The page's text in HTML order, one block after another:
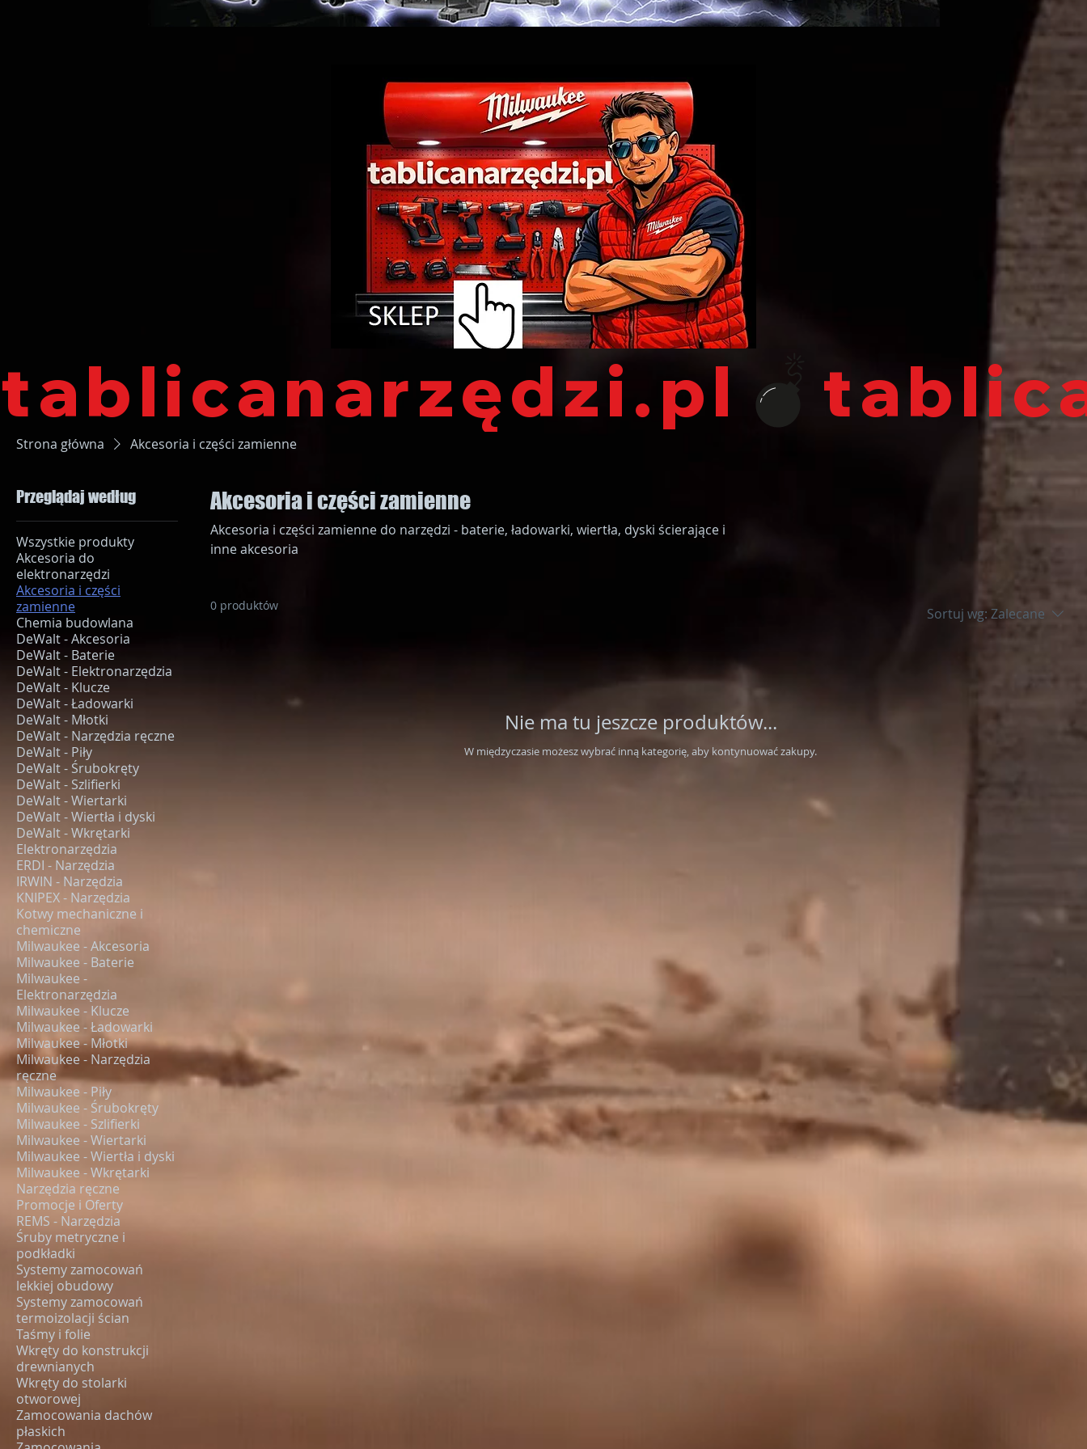
tablicanarzędzi.pl
Strona główna Akcesoria i części zamienne
Przeglądaj według
Wszystkie produkty
Akcesoria do
elektronarzędzi
Akcesoria i części
zamienne
Chemia budowlana
DeWalt - Akcesoria
DeWalt - Baterie
DeWalt - Elektronarzędzia
DeWalt - Klucze
DeWalt - Ładowarki
DeWalt - Młotki
DeWalt - Narzędzia ręczne
DeWalt - Piły
DeWalt - Śrubokręty
DeWalt - Szlifierki
DeWalt - Wiertarki
DeWalt - Wiertła i dyski
DeWalt - Wkrętarki
Elektronarzędzia
ERDI - Narzędzia
IRWIN - Narzędzia
KNIPEX - Narzędzia
Kotwy mechaniczne i
chemiczne
Milwaukee - Akcesoria
Milwaukee - Baterie
Milwaukee -
Elektronarzędzia
Milwaukee - Klucze
Milwaukee - Ładowarki
Milwaukee - Młotki
Milwaukee - Narzędzia
ręczne
Milwaukee - Piły
Milwaukee - Śrubokręty
Milwaukee - Szlifierki
Milwaukee - Wiertarki
Milwaukee - Wiertła i dyski
Milwaukee - Wkrętarki
Narzędzia ręczne
Promocje i Oferty
REMS - Narzędzia
Śruby metryczne i
podkładki
Systemy zamocowań
lekkiej obudowy
Systemy zamocowań
termoizolacji ścian
Taśmy i folie
Wkręty do konstrukcji
drewnianych
Wkręty do stolarki
otworowej
Zamocowania dachów
płaskich
Akcesoria i części zamienne
Akcesoria i części zamienne do narzędzi - baterie, ładowarki, wiertła, dyski ścierające i
inne akcesoria
0 produktów Sortuj wg: Zalecane
Nie ma tu jeszcze produktów...
W międzyczasie możesz wybrać inną kategorię, aby kontynuować zakupy.